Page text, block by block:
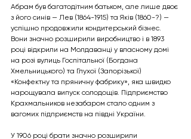
Абрам був багатодітним батьком, але лише двоє
з його синів — Лев (1864-1915) та Яків (1860-?) —
успішно продовжили кондитерський бізнес.
Вони значно розширили виробництво і в 1893
році відкрили на Молдаванці у власному домі
на розі вулиць Госпітальної (Богдана
Хмельницького) та Глухої (Запорізької)
«Конфектну та пряничну фабрику», яка швидко
нарощувала випуск солодощів. Підприємство
Крахмальников незабаром стало одним з
вагомих підприємств на півдні України.
У 1906 році брати значно розширили